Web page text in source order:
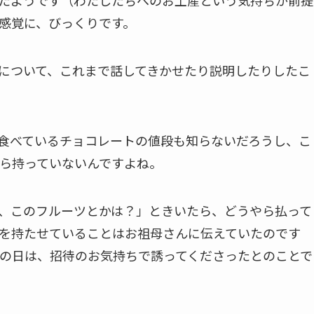
に、びっくりです。
いて、これまで話してきかせたり説明したりしたこ
べているチョコレートの値段も知らないだろうし、こ
っていないんですよね。
このフルーツとかは？」ときいたら、どうやら払って
たせていることはお祖母さんに伝えていたのです
は、招待のお気持ちで誘ってくださったとのことで